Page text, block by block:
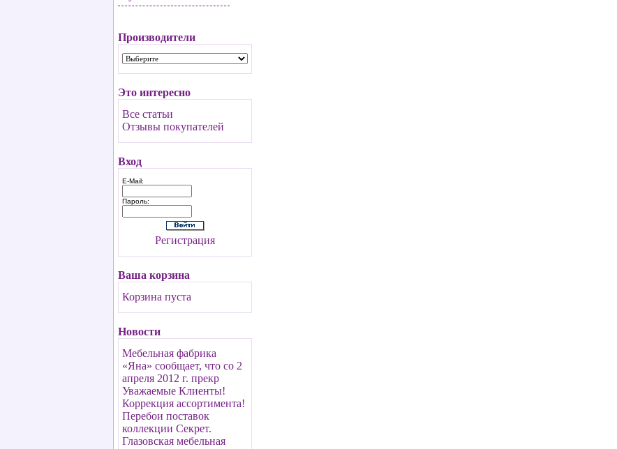
Производители
Это интересно
Все статьи
Отзывы покупателей
Вход
E-Mail:
Пароль:
Регистрация
Ваша корзина
Корзина пуста
Новости
Мебельная фабрика
«Яна» сообщает, что со 2
апреля 2012 г. прекр
Уважаемые Клиенты!
Коррекция ассортимента!
Перебои поставок
коллекции Секрет.
Глазовская мебельная